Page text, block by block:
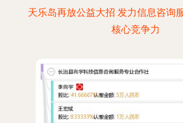
天乐岛再放公益大招 发力信息咨询
核心竞争力